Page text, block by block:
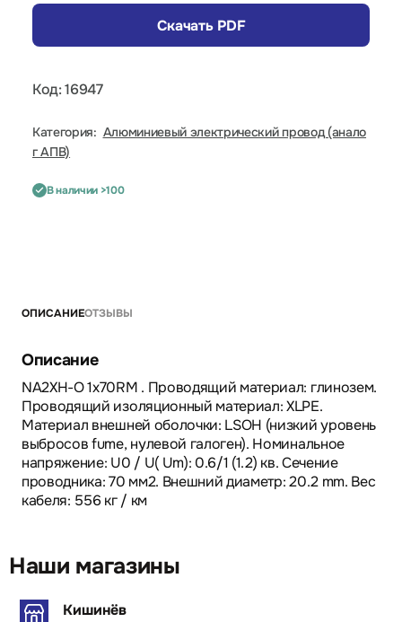
Скачать PDF
Код: 16947
Категория: Алюминиевый электрический провод (анало
г АПВ)
В наличии >100
ОПИСАНИЕОТЗЫВЫ
Описание
NA2XH-O 1x70RM . Проводящий материал: глинозем.
Проводящий изоляционный материал: XLPE.
Материал внешней оболочки: LSOH (низкий уровень
выбросов fume, нулевой галоген). Номинальное
напряжение: U0 / U( Um): 0.6/1 (1.2) кв. Сечение
проводника: 70 мм2. Внешний диаметр: 20.2 mm. Вес
кабеля: 556 кг / км
Наши магазины
Кишинёв